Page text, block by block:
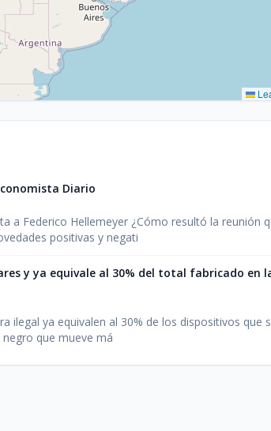
Diario
a Federico Hellemeyer ¿Cómo resultó la reunión
positivas y negati
y ya equivale al 30% del total fabricado en
ilegal ya equivalen al 30% de los dispositivos que
que mueve má